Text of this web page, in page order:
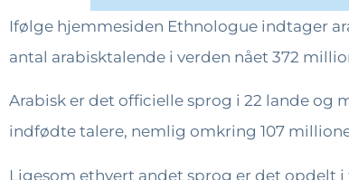
Ifølge hjemmesiden Ethnologue indtager
antal arabisktalende i verden nået 372
Arabisk er det officielle sprog i 22 lande og
indfødte talere, nemlig omkring 107
Ligesom ethvert andet sprog er det opdelt